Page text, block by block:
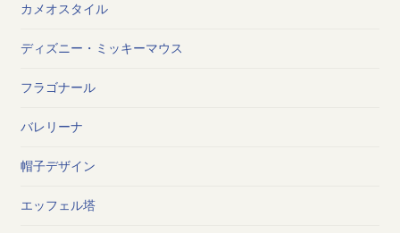
カメオスタイル
ディズニー・ミッキーマウス
フラゴナール
バレリーナ
帽子デザイン
エッフェル塔